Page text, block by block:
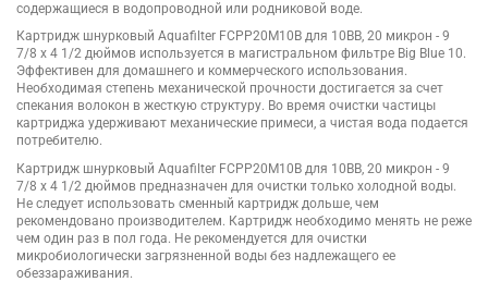
содержащиеся в водопроводной или родниковой воде.
Картридж шнурковый Aquafilter FCPP20M10B для 10BB, 20 микрон - 9
7/8 x 4 1/2 дюймов используется в магистральном фильтре Big Blue 10.
Эффективен для домашнего и коммерческого использования.
Необходимая степень механической прочности достигается за счет
спекания волокон в жесткую структуру. Во время очистки частицы
картриджа удерживают механические примеси, а чистая вода подается
потребителю.
Картридж шнурковый Aquafilter FCPP20M10B для 10BB, 20 микрон - 9
7/8 x 4 1/2 дюймов предназначен для очистки только холодной воды.
Не следует использовать сменный картридж дольше, чем
рекомендовано производителем. Картридж необходимо менять не реже
чем один раз в пол года. Не рекомендуется для очистки
микробиологически загрязненной воды без надлежащего ее
обеззараживания.